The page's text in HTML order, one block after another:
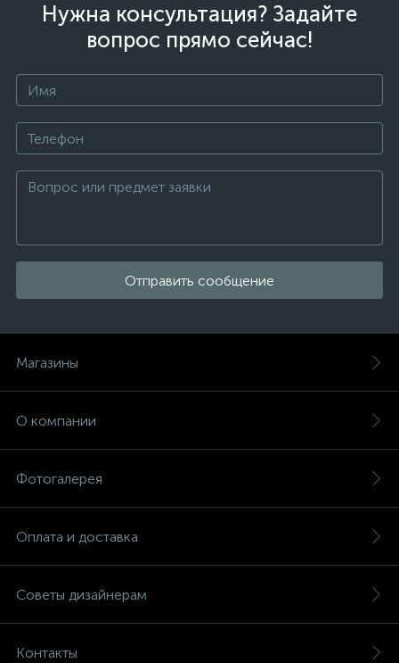
Нужна консультация? Задайте
вопрос прямо сейчас!
Отправить сообщение
Магазины
О компании
Фотогалерея
Оплата и доставка
Советы дизайнерам
Контакты